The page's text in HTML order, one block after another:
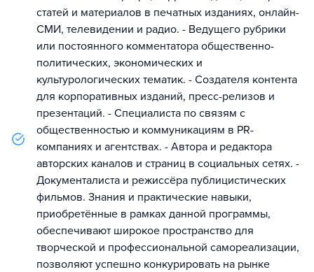
статей и материалов в печатных изданиях, онлайн-
СМИ, телевидении и радио. - Ведущего рубрики
или постоянного комментатора общественно-
политических, экономических и
культурологических тематик. - Создателя контента
для корпоративных изданий, пресс-релизов и
презентаций. - Специалиста по связям с
общественностью и коммуникациям в PR-
компаниях и агентствах. - Автора и редактора
авторских каналов и страниц в социальных сетях. -
Документалиста и режиссёра публицистических
фильмов. Знания и практические навыки,
приобретённые в рамках данной программы,
обеспечивают широкое пространство для
творческой и профессиональной самореализации,
позволяют успешно конкурировать на рынке